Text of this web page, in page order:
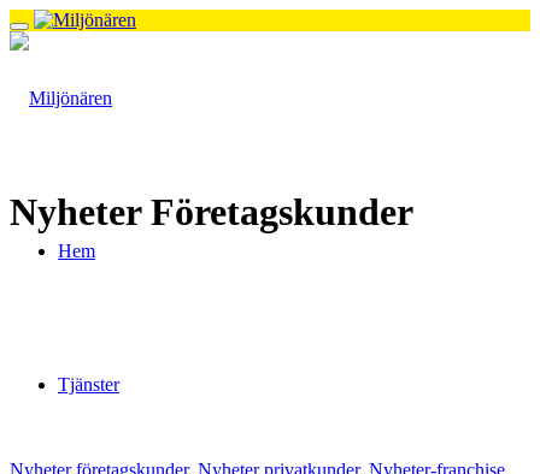
Hem
Tjänster
Nyheter Företagskunder
Nyheter företagskunder, Nyheter privatkunder, Nyheter-franchise,